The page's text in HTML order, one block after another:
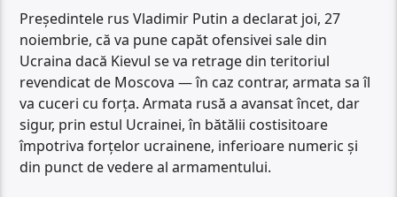
Președintele rus Vladimir Putin a declarat joi, 27
noiembrie, că va pune capăt ofensivei sale din
Ucraina dacă Kievul se va retrage din teritoriul
revendicat de Moscova — în caz contrar, armata sa îl
va cuceri cu forța. Armata rusă a avansat încet, dar
sigur, prin estul Ucrainei, în bătălii costisitoare
împotriva forțelor ucrainene, inferioare numeric și
din punct de vedere al armamentului.